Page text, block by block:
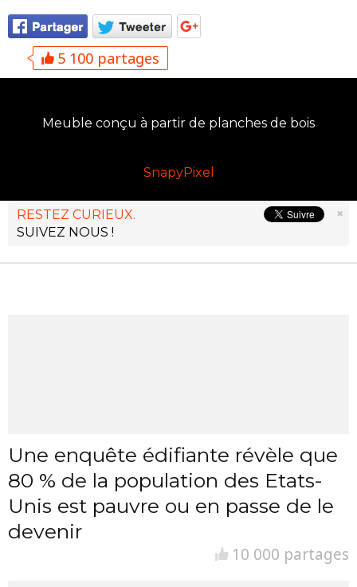
5 100 partages
Meuble conçu à partir de planches de bois
SnapyPixel
×
RESTEZ CURIEUX.
SUIVEZ NOUS !
Une enquête édifiante révèle que
80 % de la population des Etats-
Unis est pauvre ou en passe de le
devenir
10 000 partages